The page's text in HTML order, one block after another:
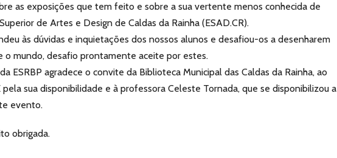
as exposições que tem feito e sobre a sua vertente menos conhecida de
de Artes e Design de Caldas da Rainha (ESAD.CR).
às dúvidas e inquietações dos nossos alunos e desafiou-os a desenharem
o mundo, desafio prontamente aceite por estes.
ESRBP agradece o convite da Biblioteca Municipal das Caldas da Rainha, ao
sua disponibilidade e à professora Celeste Tornada, que se disponibilizou a
evento.
obrigada.